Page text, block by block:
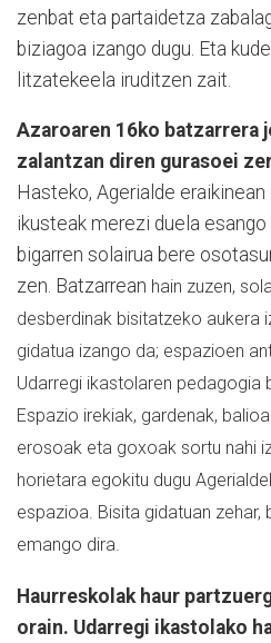
zenbat eta partaidetza
biziagoa izango dugu. Eta
litzatekeela iruditzen zait.
Azaroaren 16ko batzarrera
zalantzan diren gurasoei
Hasteko, Agerialde
ikusteak merezi duela esango
bigarren solairua bere
zen. Batzarrean hain zuzen,
desberdinak bisitatzeko aukera
gidatua izango da; espazioen
Udarregi ikastolaren pedagogia
Espazio irekiak, gardenak,
erosoak eta goxoak sortu nahi
horietara egokitu dugu
espazioa. Bisita gidatuan zehar,
emango dira.
Haurreskolak haur
orain. Udarregi ikastolako